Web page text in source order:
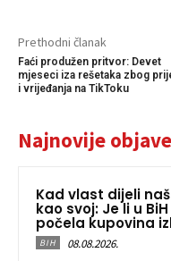
Prethodni članak
Faći produžen pritvor: Devet
mjeseci iza rešetaka zbog
i vrijeđanja na TikToku
Najnovije objave
Kad vlast dijeli
kao svoj: Je li u
počela kupovina
BIH 08.08.2026.